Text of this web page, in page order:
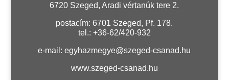
6720 Szeged, Aradi vértanúk tere 2.
postacím: 6701 Szeged, Pf. 178.
tel.: +36-62/420-932
e-mail:egyhazmegye@szeged-csanad.hu
www.szeged-csanad.hu